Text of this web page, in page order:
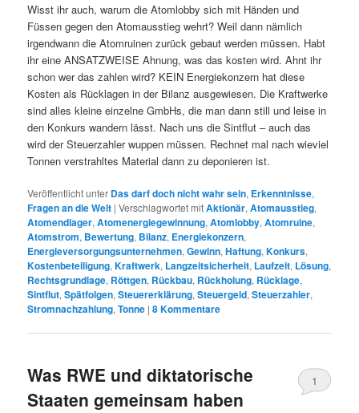
Wisst ihr auch, warum die Atomlobby sich mit Händen und
Füssen gegen den Atomausstieg wehrt? Weil dann nämlich
irgendwann die Atomruinen zurück gebaut werden müssen. Habt
ihr eine ANSATZWEISE Ahnung, was das kosten wird. Ahnt ihr
schon wer das zahlen wird? KEIN Energiekonzern hat diese
Kosten als Rücklagen in der Bilanz ausgewiesen. Die Kraftwerke
sind alles kleine einzelne GmbHs, die man dann still und leise in
den Konkurs wandern lässt. Nach uns die Sintflut – auch das
wird der Steuerzahler wuppen müssen. Rechnet mal nach wieviel
Tonnen verstrahltes Material dann zu deponieren ist.
Veröffentlicht unter Das darf doch nicht wahr sein, Erkenntnisse,
Fragen an die Welt |Verschlagwortet mitAktionär,Atomausstieg,
Atomendlager,Atomenergiegewinnung,Atomlobby,Atomruine,
Atomstrom, Bewertung, Bilanz, Energiekonzern,
Energieversorgungsunternehmen,Gewinn,Haftung,Konkurs,
Kostenbeteiligung,Kraftwerk, Langzeitsicherheit, Laufzeit, Lösung,
Rechtsgrundlage, Röttgen, Rückbau, Rückholung, Rücklage,
Sintflut,Spätfolgen,Steuererklärung,Steuergeld,Steuerzahler,
Stromnachzahlung,Tonne |8Kommentare
Was RWE und diktatorische
Staaten gemeinsam haben
1